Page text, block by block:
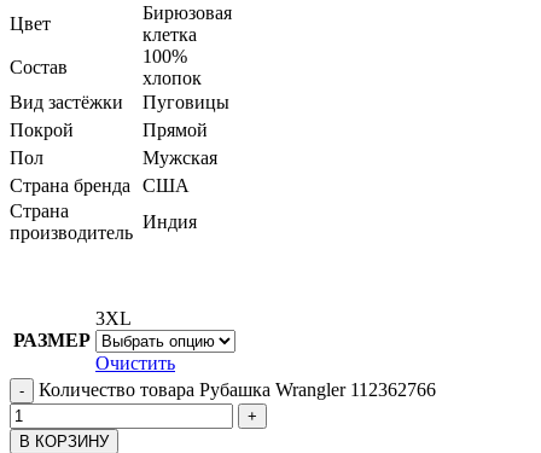
Цвет
Бирюзовая
клетка
Состав
100%
хлопок
Вид застёжки
Пуговицы
Покрой
Прямой
Пол
Мужская
Страна бренда
США
Страна
производитель
Индия
РАЗМЕР
3XL
Очистить
Количество товара Рубашка Wrangler 112362766
В КОРЗИНУ